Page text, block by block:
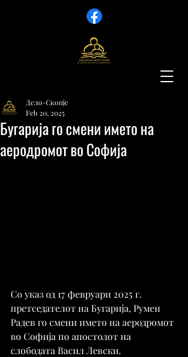
Бугарија го смени името на
аеродромот во Софија
Дело-Скопје
Feb 20, 2025
Со указ од 17 февруари 2025 г.
претседателот на Бугарија, Румен
Радев го смени името на аеродромот
во Софија по апостолот на
слободата Васил Левски.